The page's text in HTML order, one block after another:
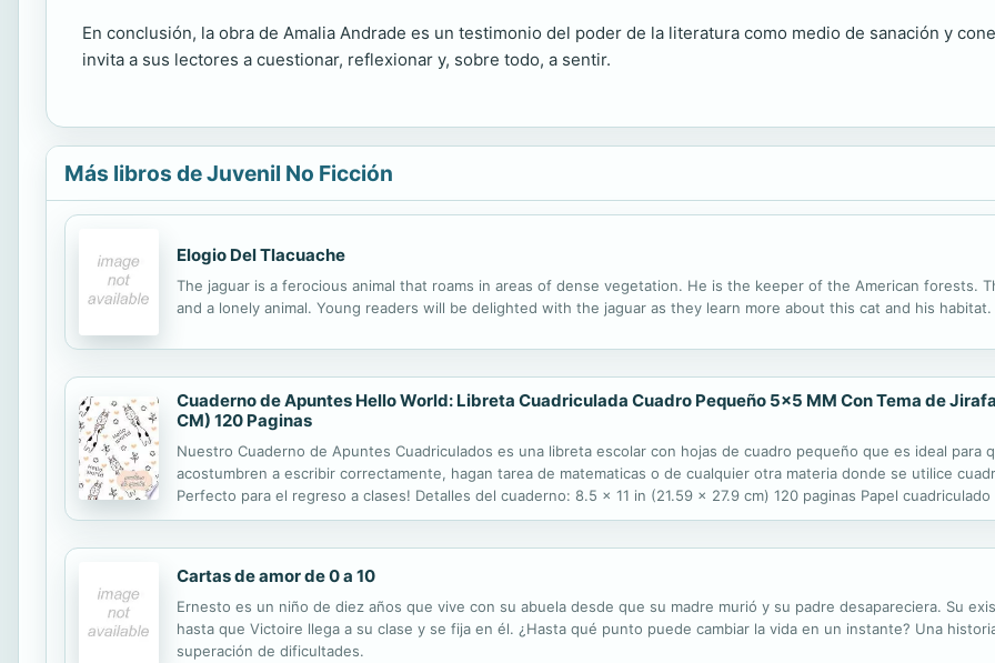
En conclusión, la obra de Amalia Andrade es un testimonio del poder de la literatura como medio de sanación y
invita a sus lectores a cuestionar, reflexionar y, sobre todo, a sentir.
Más libros de Juvenil No Ficción
Elogio Del Tlacuache
The jaguar is a ferocious animal that roams in areas of dense vegetation. He is the keeper of the American forests.
and a lonely animal. Young readers will be delighted with the jaguar as they learn more about this cat and his habitat.
Cuaderno de Apuntes Hello World: Libreta Cuadriculada Cuadro Pequeño 5x5 MM Con Tema de
CM) 120 Paginas
Nuestro Cuaderno de Apuntes Cuadriculados es una libreta escolar con hojas de cuadro pequeño que es ideal para
acostumbren a escribir correctamente, hagan tarea de matematicas o de cualquier otra materia donde se utilice
Perfecto para el regreso a clases! Detalles del cuaderno: 8.5 x 11 in (21.59 x 27.9 cm) 120 paginas Papel
brilloso. No olvides dar click en el nombre del autor para ver mas productos que te pueden servir para la escuela, de
Cartas de amor de 0 a 10
Ernesto es un niño de diez años que vive con su abuela desde que su madre murió y su padre desapareciera. Su
hasta que Victoire llega a su clase y se fija en él. ¿Hasta qué punto puede cambiar la vida en un instante? Una
superación de dificultades.